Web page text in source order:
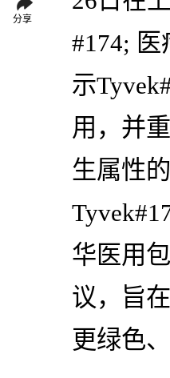
分享
#174;
示
用，并
生属性
华医用
议，旨
更绿色